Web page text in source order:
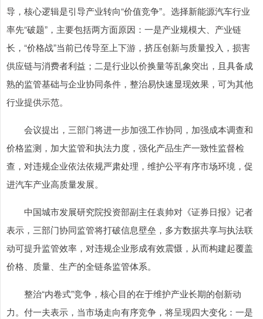
导，核心逻辑是引导产业转向“价值竞争”。选择新能源汽车行业
率先“破题”，主要包括两方面原因：一是产业规模大、产业链
长，“价格战”当前已传导至上下游，挤压创新与质量投入，损害
供应链与消费者利益；二是行业以价换量等乱象突出，且具备成
熟的监管基础与企业协同条件，整治易快速显现效果，可为其他
行业提供示范。
会议提出，三部门将进一步加强工作协同，加强成本调查和
价格监测，加大监管和执法力度，强化产品生产一致性监督检
查，对违规企业依法依规严肃处理，维护公平有序市场环境，促
进汽车产业高质量发展。
中国城市发展研究院投资部副主任袁帅对《证券日报》记者
表示，三部门协同监管将打破信息壁垒，多方数据共享与执法联
动可提升监管效率，对违规企业形成有效震慑，从而构建起覆盖
价格、质量、生产的全链条监管体系。
整治“内卷式”竞争，核心目的在于维护产业长期的创新动
力。付一夫表示，当市场走向有序竞争，将呈现四大变化：一是